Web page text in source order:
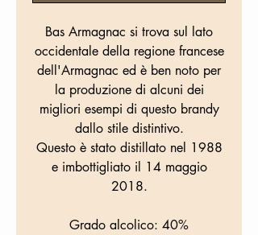
Bas Armagnac si trova sul lato
occidentale della regione francese
dell'Armagnac ed è ben noto per
la produzione di alcuni dei
migliori esempi di questo brandy
dallo stile distintivo.
Questo è stato distillato nel 1988
e imbottigliato il 14 maggio
2018.
Grado alcolico: 40%